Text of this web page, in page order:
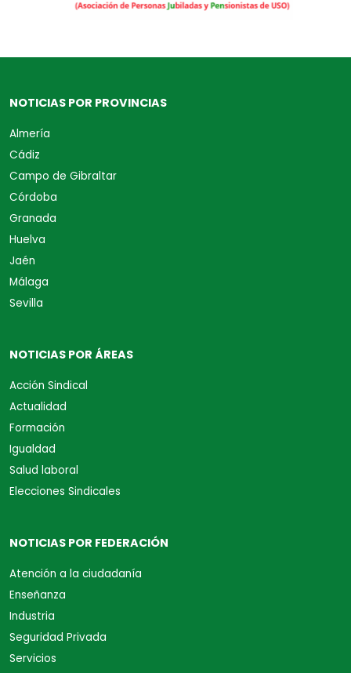
NOTICIAS POR PROVINCIAS
Almería
Cádiz
Campo de Gibraltar
Córdoba
Granada
Huelva
Jaén
Málaga
Sevilla
NOTICIAS POR ÁREAS
Acción Sindical
Actualidad
Formación
Igualdad
Salud laboral
Elecciones Sindicales
NOTICIAS POR FEDERACIÓN
Atención a la ciudadanía
Enseñanza
Industria
Seguridad Privada
Servicios